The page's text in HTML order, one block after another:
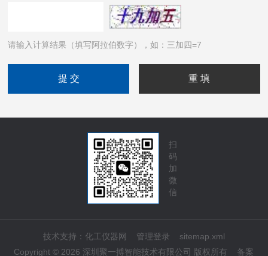
请输入计算结果（填写阿拉伯数字），如：三加四=7
扫
码
加
微
信
技术支持： 化工仪器网 管理登录
sitemap.xml
Copyright © 2026 深圳聚一搏智能技术有限公司 版权所有 备案